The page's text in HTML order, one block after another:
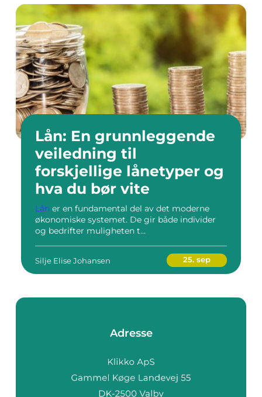
Lån: En grunnleggende
veiledning til
forskjellige lånetyper og
hva du bør vite
Lån er en fundamental del av det moderne
økonomiske systemet. De gir både individer
og bedrifter muligheten t...
Silje Elise Johansen 25. sep
Adresse